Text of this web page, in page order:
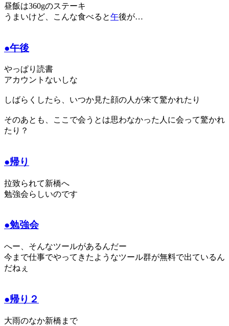
昼飯は360gのステーキ
うまいけど、こんな食べると午後が…
●午後
やっぱり読書
アカウントないしな
しばらくしたら、いつか見た顔の人が来て驚かれたり
そのあとも、ここで会うとは思わなかった人に会って驚かれ
たり？
●帰り
拉致られて新橋へ
勉強会らしいのです
●勉強会
へー、そんなツールがあるんだー
今まで仕事でやってきたようなツール群が無料で出ているん
だねぇ
●帰り２
大雨のなか新橋まで